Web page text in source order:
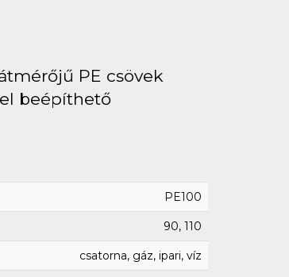
PE csövek
beépíthető
PE100
90, 110
csatorna, gáz, ipari, víz